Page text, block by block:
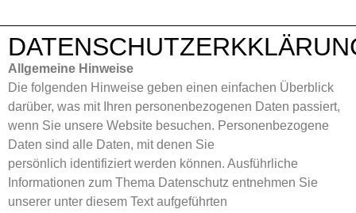
Allgemeine Hinweise
Die folgenden Hinweise geben einen einfachen Überblick
darüber, was mit Ihren personenbezogenen Daten passiert,
wenn Sie unsere Website besuchen. Personenbezogene
Daten sind alle Daten, mit denen Sie
persönlich identifiziert werden können. Ausführliche
Informationen zum Thema Datenschutz entnehmen Sie
unserer unter diesem Text aufgeführten